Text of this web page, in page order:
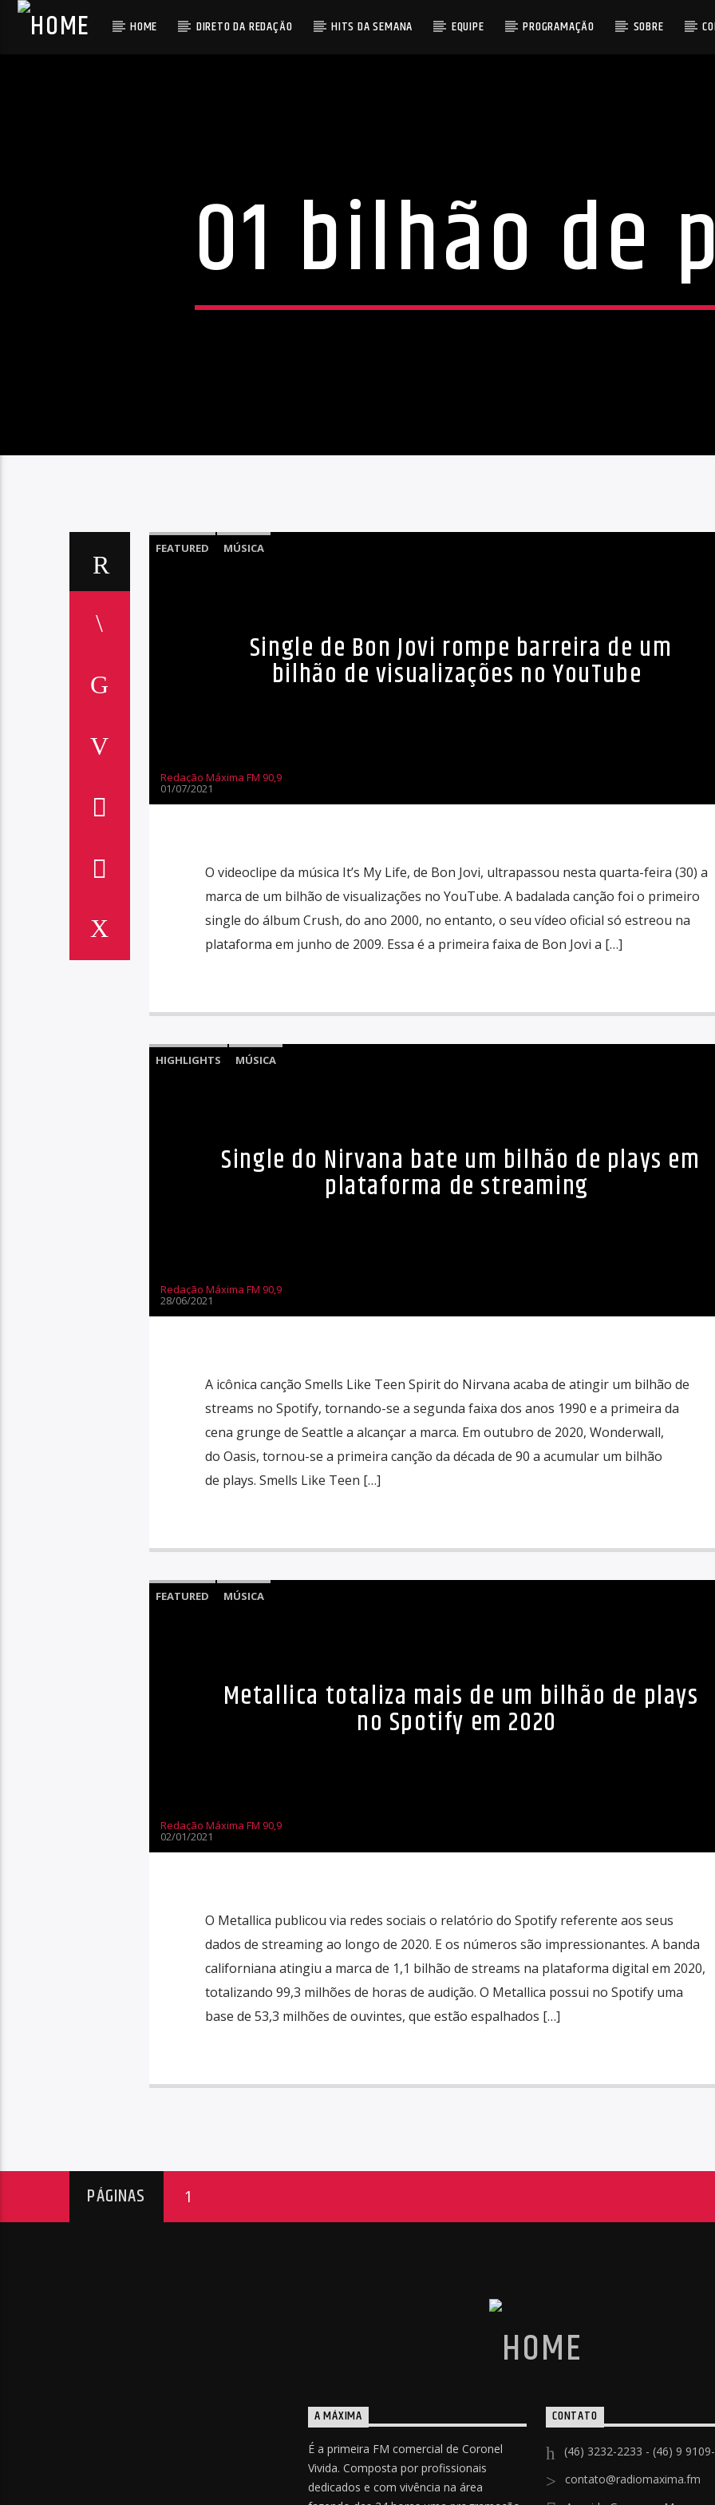
HOME DIRETO DA REDAÇÃO HITS DA SEMANA EQUIPE PROGRAMAÇÃO SOBRE
01 bilhão de
FEATURED MÚSICA
Single de Bon Jovi rompe barreira de um
bilhão de visualizações no YouTube
Redação Máxima FM 90,9
01/07/2021
O videoclipe da música It’s My Life, de Bon Jovi, ultrapassou nesta quarta-feira (30) a
marca de um bilhão de visualizações no YouTube. A badalada canção foi o primeiro
single do álbum Crush, do ano 2000, no entanto, o seu vídeo oficial só estreou na
plataforma em junho de 2009. Essa é a primeira faixa de Bon Jovi a […]
HIGHLIGHTS MÚSICA
Single do Nirvana bate um bilhão de plays em
plataforma de streaming
Redação Máxima FM 90,9
28/06/2021
A icônica canção Smells Like Teen Spirit do Nirvana acaba de atingir um bilhão de
streams no Spotify, tornando-se a segunda faixa dos anos 1990 e a primeira da
cena grunge de Seattle a alcançar a marca. Em outubro de 2020, Wonderwall,
do Oasis, tornou-se a primeira canção da década de 90 a acumular um bilhão
de plays. Smells Like Teen […]
FEATURED MÚSICA
Metallica totaliza mais de um bilhão de plays
no Spotify em 2020
Redação Máxima FM 90,9
02/01/2021
O Metallica publicou via redes sociais o relatório do Spotify referente aos seus
dados de streaming ao longo de 2020. E os números são impressionantes. A banda
californiana atingiu a marca de 1,1 bilhão de streams na plataforma digital em 2020,
totalizando 99,3 milhões de horas de audição. O Metallica possui no Spotify uma
base de 53,3 milhões de ouvintes, que estão espalhados […]
PÁGINAS 1
A MÁXIMA
É a primeira FM comercial de Coronel
Vivida. Composta por profissionais
dedicados e com vivência na área
CONTATO
(46) 3232-2233 - (46) 9
contato@radiomaxima.fm